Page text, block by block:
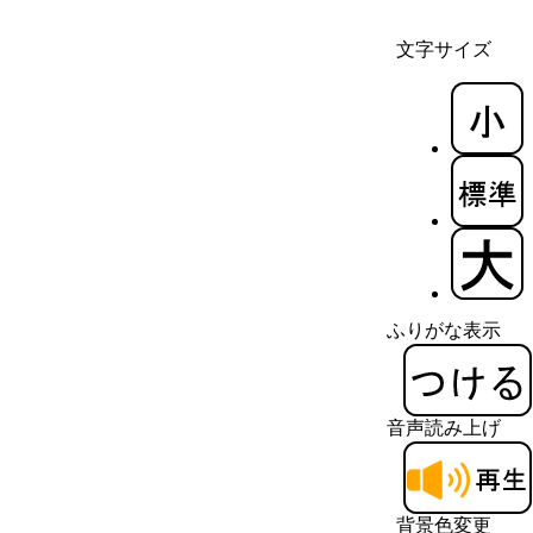
文字サイズ
ふりがな表示
音声読み上げ
背景色変更